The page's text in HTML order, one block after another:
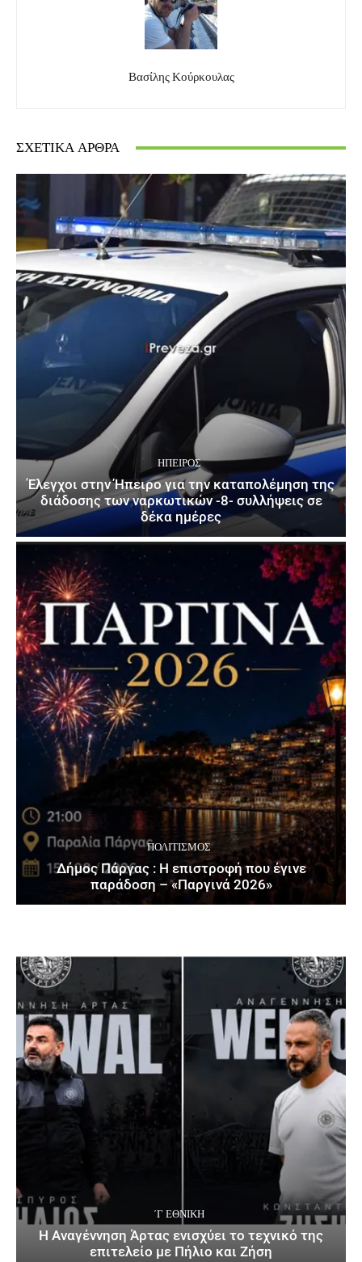
Βασίλης Κούρκουλας
ΣΧΕΤΙΚΆ ΆΡΘΡΑ
ΉΠΕΙΡΟΣ
Έλεγχοι στην Ήπειρο για την καταπολέμηση της
διάδοσης των ναρκωτικών -8- συλλήψεις σε
δέκα ημέρες
ΠΟΛΙΤΙΣΜΌΣ
Δήμος Πάργας : Η επιστροφή που έγινε
παράδοση – «Παργινά 2026»
΄Γ ΕΘΝΙΚΉ
Η Αναγέννηση Άρτας ενισχύει το τεχνικό της
επιτελείο με Πήλιο και Ζήση